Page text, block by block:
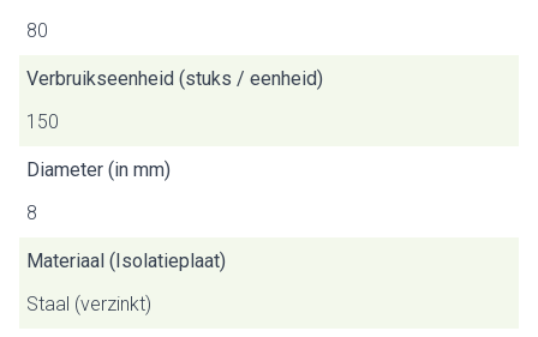
80
Verbruikseenheid (stuks / eenheid)
150
Diameter (in mm)
8
Materiaal (Isolatieplaat)
Staal (verzinkt)